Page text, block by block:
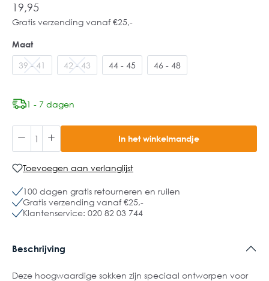
19,95
Gratis verzending vanaf €25,-
Maat
39 - 41 42 - 43 44 - 45 46 - 48
1 - 7 dagen
In het winkelmandje
Toevoegen aan verlanglijst
100 dagen gratis retourneren en ruilen
Gratis verzending vanaf €25,-
Klantenservice: 020 82 03 744
Beschrijving
Deze hoogwaardige sokken zijn speciaal ontworpen voor